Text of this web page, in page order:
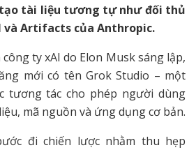
tài liệu tương tự như đối thủ
và Artifacts của Anthropic.
ty xAI do Elon Musk sáng lập,
mới có tên Grok Studio – một
tương tác cho phép người dùng
mã nguồn và ứng dụng cơ bản.
đi chiến lược nhằm thu hẹp